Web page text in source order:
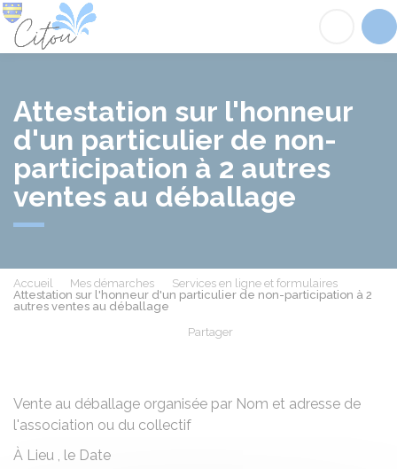
Attestation sur l'honneur
d'un particulier de non-
participation à 2 autres
ventes au déballage
Accueil Mes démarches
Services en ligne et formulaires
Attestation sur l'honneur d'un particulier de non-participation à 2
autres ventes au déballage
Partager
Vente au déballage organisée par Nom et adresse de
l'association ou du collectif
À Lieu , le Date